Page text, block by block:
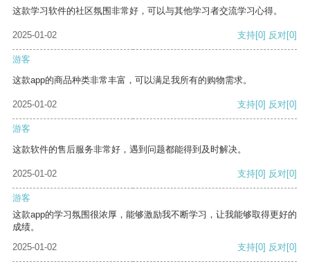
这款学习软件的社区氛围非常好，可以与其他学习者交流学习心得。
2025-01-02 支持[0] 反对[0]
游客
这款app的商品种类非常丰富，可以满足我所有的购物需求。
2025-01-02 支持[0] 反对[0]
游客
这款软件的售后服务非常好，遇到问题都能得到及时解决。
2025-01-02 支持[0] 反对[0]
游客
这款app的学习氛围很浓厚，能够激励我不断学习，让我能够取得更好的
成绩。
2025-01-02
支持[0] 反对[0]